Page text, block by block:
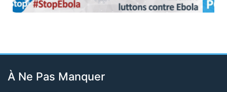
Previous Next
À Ne Pas Manquer